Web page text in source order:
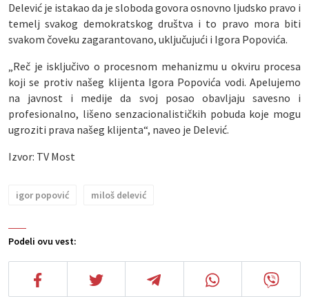
Podeli ovu vest:
Delević je istakao da je sloboda govora osnovno ljudsko pravo i
temelj svakog demokratskog društva i to pravo mora biti
svakom čoveku zagarantovano, uključujući i Igora Popovića.
„Reč je isključivo o procesnom mehanizmu u okviru procesa
koji se protiv našeg klijenta Igora Popovića vodi. Apelujemo
na javnost i medije da svoj posao obavljaju savesno i
profesionalno, lišeno senzacionalističkih pobuda koje mogu
ugroziti prava našeg klijenta“, naveo je Delević.
Izvor: TV Most
igor popović miloš delević